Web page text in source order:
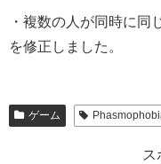
・複数の人が同時に同
を修正しました。
ゲーム
ス